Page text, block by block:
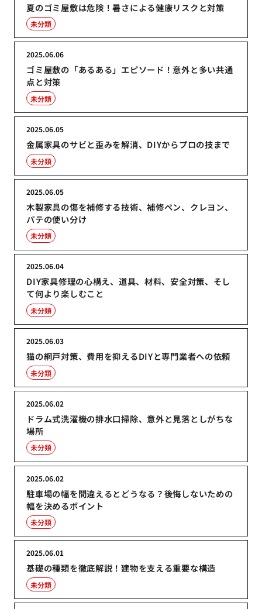
夏のゴミ屋敷は危険！暑さによる健康リスクと対策
未分類
ゴミ屋敷の「あるある」エピソード！意外と多い共通
点と対策
2025.06.06
未分類
金属家具のサビと歪みを解消、DIYからプロの技まで
2025.06.05
未分類
木製家具の傷を補修する技術、補修ペン、クレヨン、
パテの使い分け
2025.06.05
未分類
DIY家具修理の心構え、道具、材料、安全対策、そし
て何より楽しむこと
2025.06.04
未分類
猫の網戸対策、費用を抑えるDIYと専門業者への依頼
2025.06.03
未分類
ドラム式洗濯機の排水口掃除、意外と見落としがちな
場所
2025.06.02
未分類
駐車場の幅を間違えるとどうなる？後悔しないための
幅を決めるポイント
2025.06.02
未分類
基礎の種類を徹底解説！建物を支える重要な構造
2025.06.01
未分類